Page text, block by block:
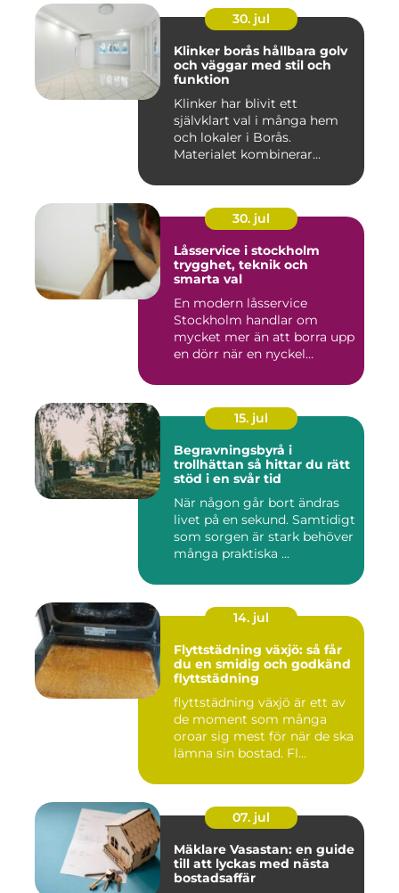
30. jul
Klinker borås hållbara golv
och väggar med stil och
funktion
Klinker har blivit ett
självklart val i många hem
och lokaler i Borås.
Materialet kombinerar
30. jul
Låsservice i stockholm
trygghet, teknik och
smarta val
En modern låsservice
Stockholm handlar om
mycket mer än att borra upp
en dörr när en nyckel
15. jul
Begravningsbyrå i
trollhättan så hittar du rätt
stöd i en svår tid
När någon går bort ändras
livet på en sekund. Samtidigt
som sorgen är stark behöver
många praktiska ...
14. jul
Flyttstädning växjö: så får
du en smidig och godkänd
flyttstädning
flyttstädning växjö är ett av
de moment som många
oroar sig mest för när de ska
lämna sin bostad. Fl...
07. jul
Mäklare Vasastan: en guide
till att lyckas med nästa
bostadsaffär